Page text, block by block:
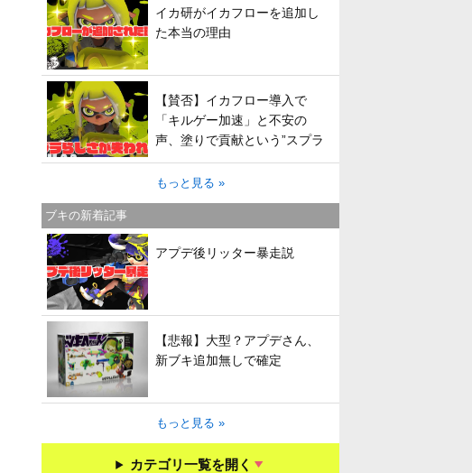
イカ研がイカフローを追加し
た本当の理由
【賛否】イカフロー導入で
「キルゲー加速」と不安の
声、塗りで貢献という”スプラ
らしさ”は失われてしまうのか
もっと見る »
ブキの新着記事
アプデ後リッター暴走説
【悲報】大型？アプデさん、
新ブキ追加無しで確定
もっと見る »
カテゴリ一覧を開く